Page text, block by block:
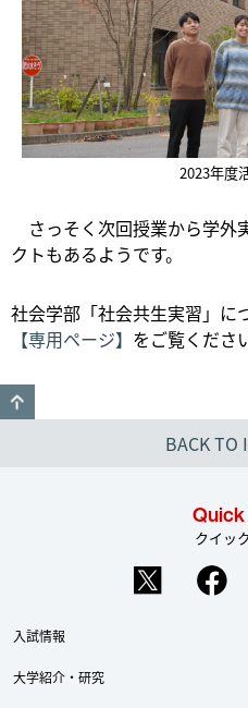
2023年度
さっそく次回授業から学外
クトもあるようです。
社会学部「社会共生実習」に
【専用ページ】 をご覧くださ
BACK TO
クイッ
入試情報
大学紹介・研究